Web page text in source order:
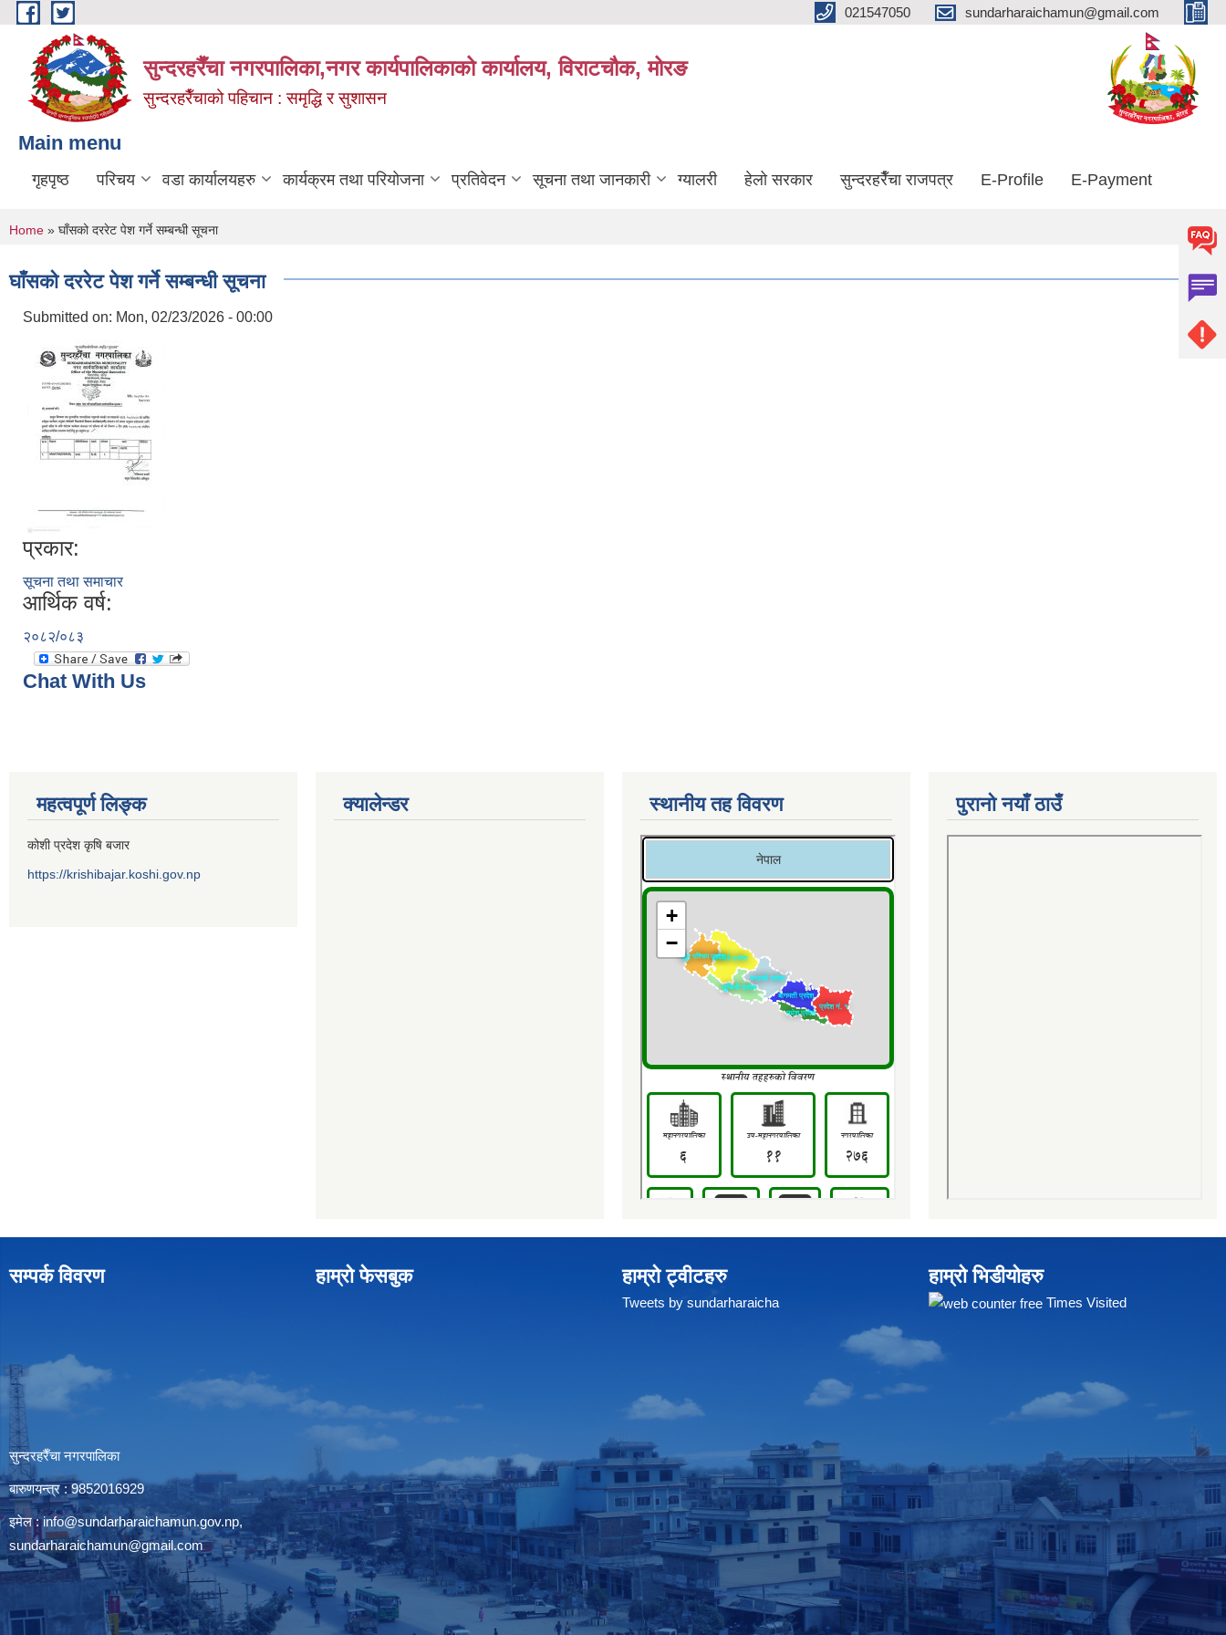
Skip to main content 021547050 sundarharaichamun@gmail.com
सुन्दरहरैँचा नगरपालिका,नगर कार्यपालिकाको कार्यालय, विराटचौक, मोरङ
सुन्दरहरैँचाको पहिचान : समृद्धि र सुशासन
Main menu
गृहपृष्ठ परिचय वडा कार्यालयहरु कार्यक्रम तथा परियोजना प्रतिवेदन सूचना तथा जानकारी ग्यालरी हेलो सरकार सुन्दरहरैँचा राजपत्र E-Profile E-Payment
You are here
Home » घाँसको दररेट पेश गर्ने सम्बन्धी सूचना
घाँसको दररेट पेश गर्ने सम्बन्धी सूचना
Submitted on: Mon, 02/23/2026 - 00:00
प्रकार:
सूचना तथा समाचार
आर्थिक वर्ष:
२०८२/०८३
Chat With Us
महत्वपूर्ण लिङ्क
कोशी प्रदेश कृषि बजार
https://krishibajar.koshi.gov.np
क्यालेन्डर स्थानीय तह विवरण पुरानो नयाँ ठाउँ
सम्पर्क विवरण
सुन्दरहरैँचा नगरपालिका
बारुणयन्त्र : 9852016929
इमेल :info@sundarharaichamun.gov.np,
sundarharaichamun@gmail.com
हाम्रो फेसबुक हाम्रो ट्वीटहरु
Tweets by sundarharaicha
हाम्रो भिडीयोहरु
Times Visited